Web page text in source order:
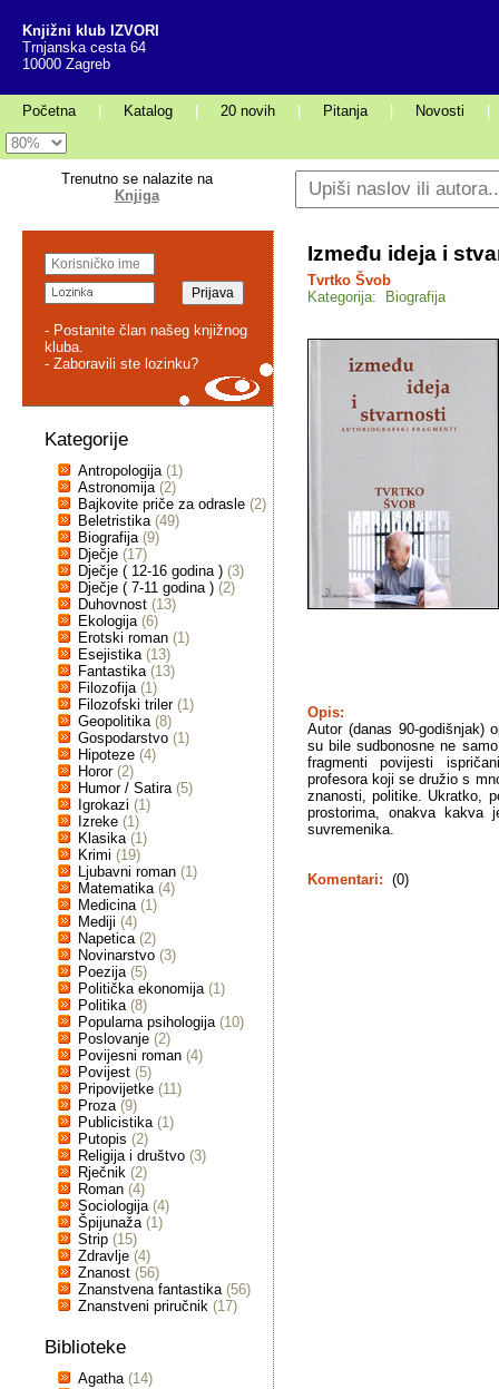
Knjižni klub IZVORI
Trnjanska cesta 64
10000 Zagreb
Početna Katalog 20 novih Pitanja Novosti
Trenutno se nalazite na
Knjiga
- Postanite član našeg knjižnog
kluba.
- Zaboravili ste lozinku?
Kategorije
Antropologija (1)
Astronomija (2)
Bajkovite priče za odrasle (2)
Beletristika (49)
Biografija (9)
Dječje (17)
Dječje ( 12-16 godina ) (3)
Dječje ( 7-11 godina ) (2)
Duhovnost (13)
Ekologija (6)
Erotski roman (1)
Esejistika (13)
Fantastika (13)
Filozofija (1)
Filozofski triler (1)
Geopolitika (8)
Gospodarstvo (1)
Hipoteze (4)
Horor (2)
Humor / Satira (5)
Igrokazi (1)
Izreke (1)
Klasika (1)
Krimi (19)
Ljubavni roman (1)
Matematika (4)
Medicina (1)
Mediji (4)
Napetica (2)
Novinarstvo (3)
Poezija (5)
Politička ekonomija (1)
Politika (8)
Popularna psihologija (10)
Poslovanje (2)
Povijesni roman (4)
Povijest (5)
Pripovijetke (11)
Proza (9)
Publicistika (1)
Putopis (2)
Religija i društvo (3)
Rječnik (2)
Roman (4)
Sociologija (4)
Špijunaža (1)
Strip (15)
Zdravlje (4)
Znanost (56)
Znanstvena fantastika (56)
Znanstveni priručnik (17)
Biblioteke
Agatha (14)
Između ideja i
Tvrtko Švob
Kategorija: Biografija
Opis:
Autor (danas 90-godišnjak)
su bile sudbonosne ne
fragmenti povijesti
profesora koji se družio s
znanosti, politike. Ukratko,
prostorima, onakva kakva
suvremenika.
Komentari: (0)